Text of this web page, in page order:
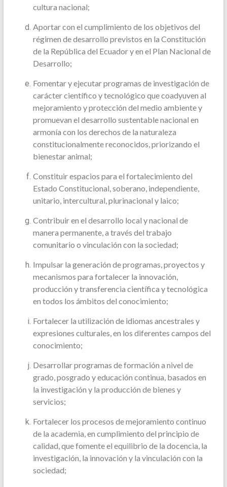
cultura nacional;
Aportar con el cumplimiento de los objetivos del
régimen de desarrollo previstos en la Constitución
de la República del Ecuador y en el Plan Nacional de
Desarrollo;
Fomentar y ejecutar programas de investigación de
carácter científico y tecnológico que coadyuven al
mejoramiento y protección del medio ambiente y
promuevan el desarrollo sustentable nacional en
armonía con los derechos de la naturaleza
constitucionalmente reconocidos, priorizando el
bienestar animal;
Constituir espacios para el fortalecimiento del
Estado Constitucional, soberano, independiente,
unitario, intercultural, plurinacional y laico;
Contribuir en el desarrollo local y nacional de
manera permanente, a través del trabajo
comunitario o vinculación con la sociedad;
Impulsar la generación de programas, proyectos y
mecanismos para fortalecer la innovación,
producción y transferencia científica y tecnológica
en todos los ámbitos del conocimiento;
Fortalecer la utilización de idiomas ancestrales y
expresiones culturales, en los diferentes campos del
conocimiento;
Desarrollar programas de formación a nivel de
grado, posgrado y educación continua, basados en
la investigación y la producción de bienes y
servicios;
Fortalecer los procesos de mejoramiento continuo
de la academia, en cumplimiento del principio de
calidad, que fomente el equilibrio de la docencia, la
investigación, la innovación y la vinculación con la
sociedad;